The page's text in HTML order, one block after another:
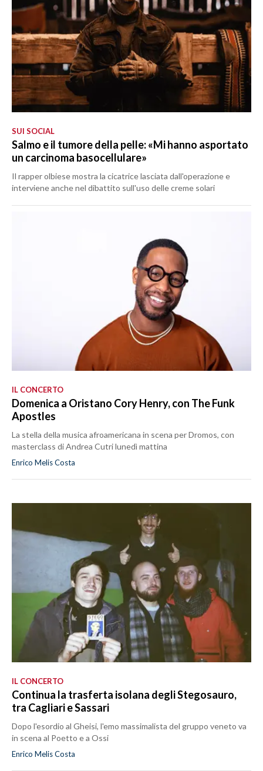
SUI SOCIAL
Salmo e il tumore della pelle: «Mi hanno asportato
un carcinoma basocellulare»
Il rapper olbiese mostra la cicatrice lasciata dall'operazione e
interviene anche nel dibattito sull'uso delle creme solari
IL CONCERTO
Domenica a Oristano Cory Henry, con The Funk
Apostles
La stella della musica afroamericana in scena per Dromos, con
masterclass di Andrea Cutri lunedì mattina
Enrico Melis Costa
IL CONCERTO
Continua la trasferta isolana degli Stegosauro,
tra Cagliari e Sassari
Dopo l'esordio al Gheisi, l'emo massimalista del gruppo veneto va
in scena al Poetto e a Ossi
Enrico Melis Costa